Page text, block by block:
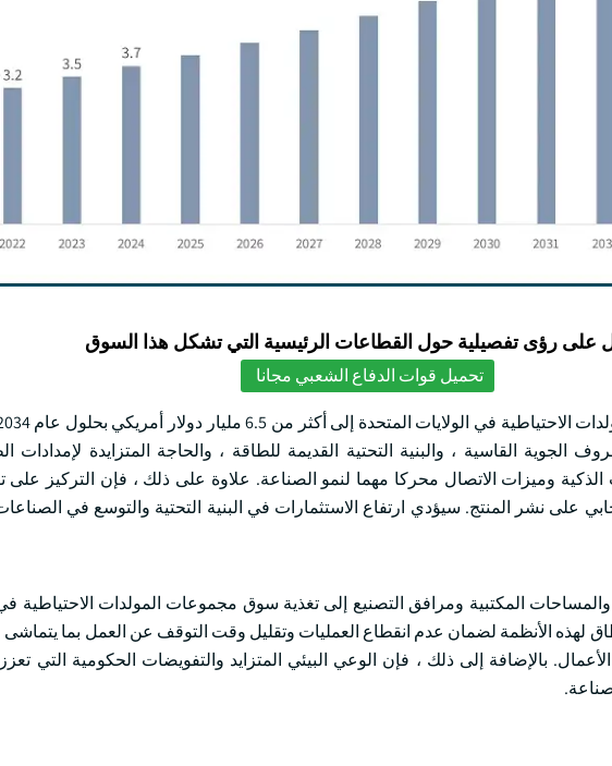
على رؤى تفصيلية حول القطاعات الرئيسية التي تشكل هذا السوق
تحميل قوات الدفاع الشعبي مجانا
القاسية ، والبنية التحتية القديمة للطاقة ، والحاجة المتزايدة
الذكية وميزات الاتصال محركا مهما لنمو الصناعة. علاوة على ذلك ، فإن التركيز على
على نشر المنتج. سيؤدي ارتفاع الاستثمارات في البنية التحتية والتوسع في
المكتبية ومرافق التصنيع إلى تغذية سوق مجموعات المولدات الاحتياطية
لهذه الأنظمة لضمان عدم انقطاع العمليات وتقليل وقت التوقف عن العمل بما
بالإضافة إلى ذلك ، فإن الوعي البيئي المتزايد والتفويضات الحكومية التي